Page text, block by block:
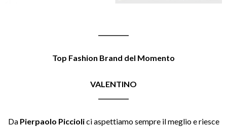
Top Fashion Brand del Momento
VALENTINO
Da Pierpaolo Picciolici aspettiamo sempre il meglio e riesce